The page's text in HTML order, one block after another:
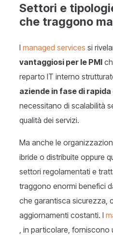
Settori e
che traggono
I managed services si
vantaggiosi per le PMI
reparto IT interno
aziende in fase di
necessitano di scalabilità
qualità dei servizi.
Ma anche le
ibride o distribuite oppure
settori regolamentati e
traggono enormi benefici
che garantisca sicurezza,
aggiornamenti costanti. I
, in particolare,